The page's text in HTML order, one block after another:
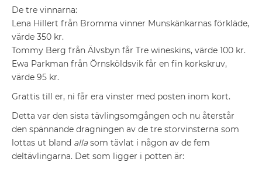
De tre vinnarna:
Lena Hillert från Bromma vinner Munskänkarnas förkläde,
värde 350 kr.
Tommy Berg från Älvsbyn får Tre wineskins, värde 100 kr.
Ewa Parkman från Örnsköldsvik får en fin korkskruv,
värde 95 kr.
Grattis till er, ni får era vinster med posten inom kort.
Detta var den sista tävlingsomgången och nu återstår
den spännande dragningen av de tre storvinsterna som
lottas ut bland allasom tävlat i någon av de fem
deltävlingarna. Det som ligger i potten är: